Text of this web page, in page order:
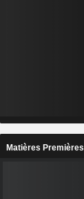
Matières Premières